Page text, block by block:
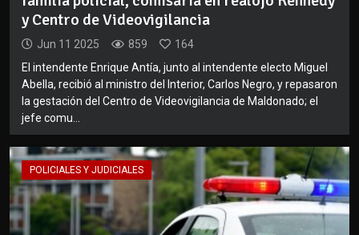
y Centro de Videovigilancia
Jun 11 2025 859
164
El intendente Enrique Antía, junto al intendente electo Miguel
Abella, recibió al ministro del Interior, Carlos Negro, y repasaron
la gestación del Centro de Videovigilancia de Maldonado; el
jefe comu...
POLICIALES Y JUDICIALES